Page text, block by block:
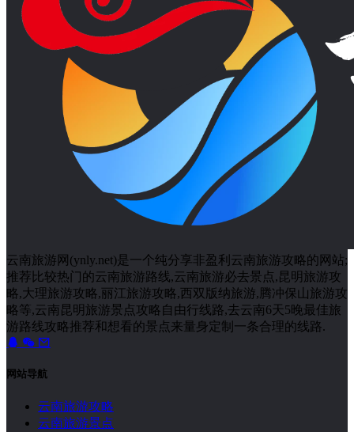
云南旅游网(ynly.net)是一个纯分享非盈利云南旅游攻略的网站;
推荐比较热门的云南旅游路线,云南旅游必去景点,昆明旅游攻
略,大理旅游攻略,丽江旅游攻略,西双版纳旅游,腾冲保山旅游攻
略等,云南昆明旅游景点攻略自由行线路,去云南6天5晚最佳旅
游路线攻略推荐和想看的景点来量身定制一条合理的线路.
网站导航
云南旅游攻略
云南旅游景点